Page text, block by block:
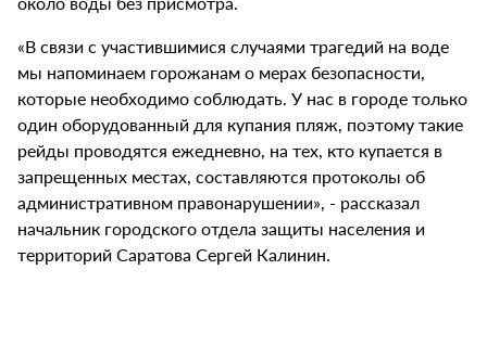
«В связи с участившимися случаями трагедий на воде
мы напоминаем горожанам о мерах безопасности,
которые необходимо соблюдать. У нас в городе только
один оборудованный для купания пляж, поэтому такие
рейды проводятся ежедневно, на тех, кто купается в
запрещенных местах, составляются протоколы об
административном правонарушении», - рассказал
начальник городского отдела защиты населения и
территорий Саратова Сергей Калинин.